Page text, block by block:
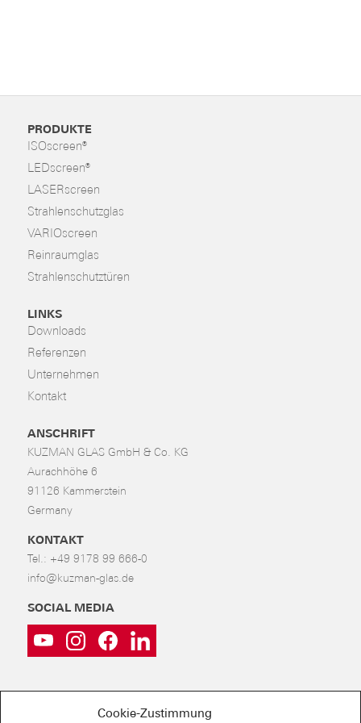
Cookie-Zustimmung
PRODUKTE
ISOscreen®
LEDscreen®
LASERscreen
Strahlenschutzglas
VARIOscreen
Reinraumglas
Strahlenschutztüren
LINKS
Downloads
Referenzen
Unternehmen
Kontakt
ANSCHRIFT
KUZMAN GLAS GmbH & Co. KG
Aurachhöhe 6
91126 Kammerstein
Germany
KONTAKT
Tel.: +49 9178 99 666-0
info@kuzman-glas.de
SOCIAL MEDIA